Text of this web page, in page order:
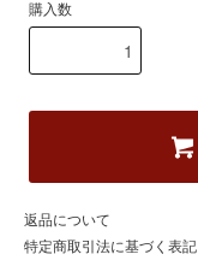
購入数
返品について
特定商取引法に基づく表記